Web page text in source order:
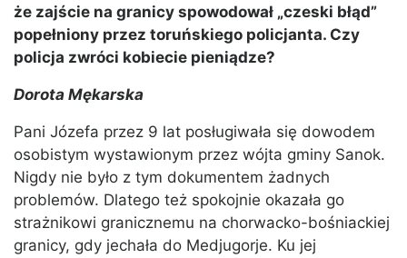
że zajście na granicy spowodował „czeski błąd”
popełniony przez toruńskiego policjanta. Czy
policja zwróci kobiecie pieniądze?
Dorota Mękarska
Pani Józefa przez 9 lat posługiwała się dowodem
osobistym wystawionym przez wójta gminy Sanok.
Nigdy nie było z tym dokumentem żadnych
problemów. Dlatego też spokojnie okazała go
strażnikowi granicznemu na chorwacko-bośniackiej
granicy, gdy jechała do Medjugorje. Ku jej